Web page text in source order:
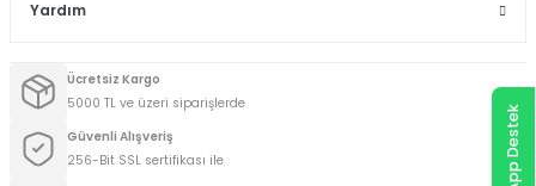
Yardım
Ücretsiz Kargo
5000 TL ve üzeri siparişlerde
Güvenli Alışveriş
256-Bit SSL sertifikası ile